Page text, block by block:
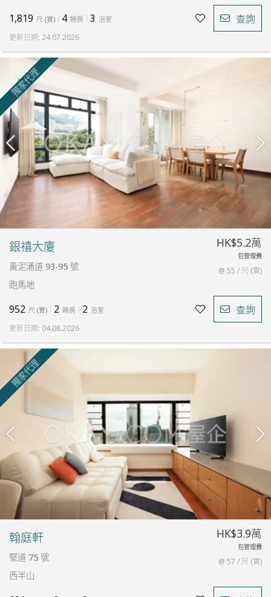
1,819 尺 (實) 4 睡房 3 浴室 查詢
更新日期: 24.07.2026
銀禧大廈
黃泥涌道 93-95 號
跑馬地
HK$5.2萬
包管理費
@ 55 / 尺 (實)
952 尺 (實) 2 睡房 2 浴室 查詢
更新日期: 04.08.2026
獨家代理
翰庭軒
堅道 75 號
西半山
HK$3.9萬
包管理費
@ 57 / 尺 (實)
獨家代理